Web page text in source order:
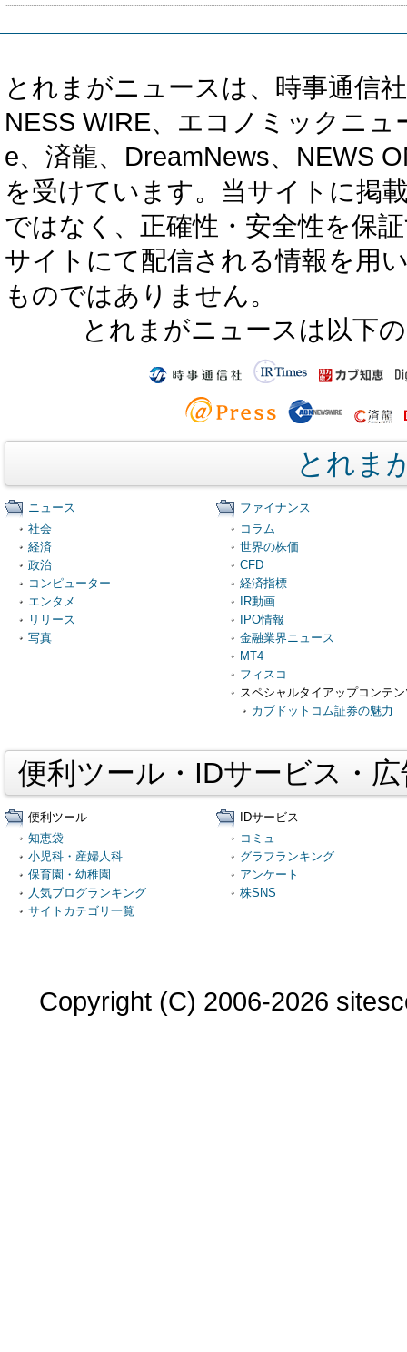
とれまがニュースは、時事通信
NESS WIRE、エコノミックニ
e、済龍、DreamNews、NEWS
を受けています。当サイトに掲
ではなく、正確性・安全性を保
サイトにて配信される情報を用
ものではありません。
とれまがニュースは以下
とれま
ニュース
社会
経済
政治
コンピューター
エンタメ
リリース
写真
ファイナンス
コラム
世界の株価
CFD
経済指標
IR動画
IPO情報
金融業界ニュース
MT4
フィスコ
スペシャルタイアップコンテ
カブドットコム証券の魅力
便利ツール・IDサービス・
便利ツール
知恵袋
小児科・産婦人科
保育園・幼稚園
人気ブログランキング
サイトカテゴリ一覧
IDサービス
コミュ
グラフランキング
アンケート
株SNS
Copyright (C) 2006-2026